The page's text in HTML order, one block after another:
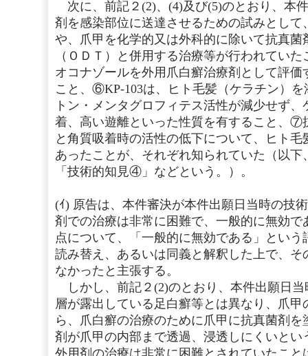
次に、前記２(2)、(4)及び(5)のとおり、本
剤を感染部位に送達させるための試みとし
や、爪甲を化学的又は外科的に除いて抗真菌
（ＯＤＴ）と併用する治療等が行われてい
オコナゾールを外用爪白癬治療剤として評
こと、⑥KP-103は、ヒト毛髪（ケラチン）
トン・メンタグロフィテス活性が減少せず
着、高い遊離といった性質を有すること、⑦
と角質吸着時の活性の低下について、ヒト
あったことが、それぞれ知られていた（以
「技術的知見④」などという。）。
(ｲ) 原告は、本件審決が本件出願日当時の技
剤での治療は非常に困難で、一般的に無効
点について、「一般的に無効である」とい
読み替え、あるいは同義と解釈した上で、
なかったと主張する。
しかし、前記２(2)のとおり、本件出願日
層が露出している足白癬等とは異なり、爪
ら、爪白癬の治療のために爪甲に抗真菌剤
剤が爪甲の内部まで透過、浸透しにくいと
外用剤の治療は非常に困難とされていたこ